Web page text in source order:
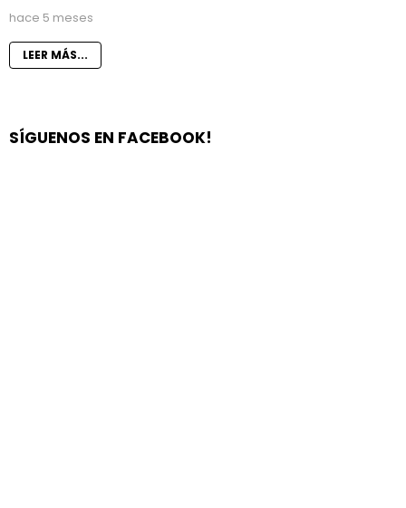
hace 5 meses
LEER MÁS...
SÍGUENOS EN FACEBOOK!